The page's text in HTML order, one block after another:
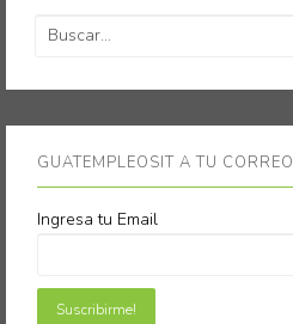
GUATEMPLEOSIT A TU CORREO
Ingresa tu Email